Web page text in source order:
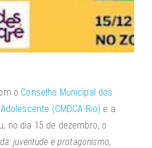
o Conselho Municipal dos
(CMDCA-Rio) e a
no dia 15 de dezembro, o
juventude e protagonismo,